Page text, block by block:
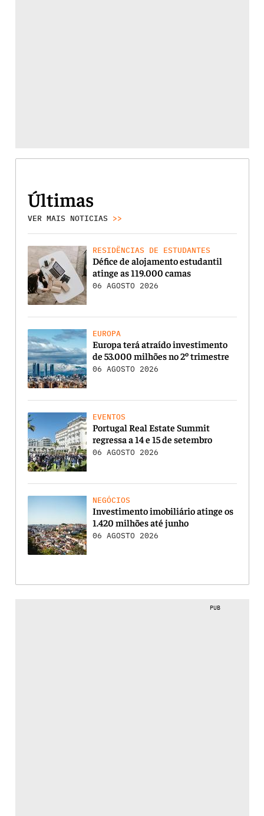
Últimas
VER MAIS NOTICIAS >>
RESIDÊNCIAS DE ESTUDANTES
Défice de alojamento estudantil
atinge as 119.000 camas
06 AGOSTO 2026
EUROPA
Europa terá atraído investimento
de 53.000 milhões no 2º trimestre
06 AGOSTO 2026
EVENTOS
Portugal Real Estate Summit
regressa a 14 e 15 de setembro
06 AGOSTO 2026
NEGÓCIOS
Investimento imobiliário atinge os
1.420 milhões até junho
06 AGOSTO 2026
PUB